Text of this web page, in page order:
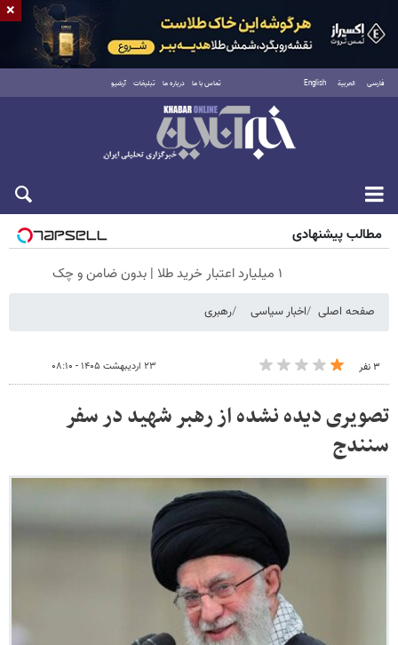
فارسی العربية English تماس با ما درباره ما تبلیغات آرشیو
جمعه ۱۶ مرداد ۱۴۰۵
مطالب پیشنهادی
۱ میلیارد اعتبار خرید طلا | بدون ضامن و چک
صفحه اصلی اخبار سیاسی رهبری
۳ نفر ۲۳ اردیبهشت ۱۴۰۵ - ۰۸:۱۰
تصویری دیده نشده از رهبر شهید در سفر
سنندج
×